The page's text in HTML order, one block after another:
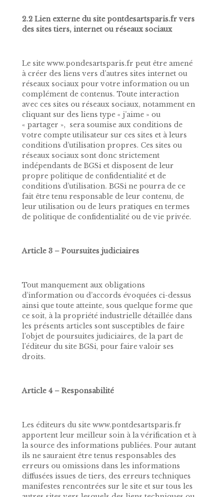
2.2 Lien externe du site pontdesartsparis.fr vers
des sites tiers, internet ou réseaux sociaux
Le site www.pondesartsparis.fr peut être amené
à créer des liens vers d’autres sites internet ou
réseaux sociaux pour votre information ou un
complément de contenus. Toute interaction
avec ces sites ou réseaux sociaux, notamment en
cliquant sur des liens type « j’aime » ou
« partager », sera soumise aux conditions de
votre compte utilisateur sur ces sites et à leurs
conditions d’utilisation propres. Ces sites ou
réseaux sociaux sont donc strictement
indépendants de BGSi et disposent de leur
propre politique de confidentialité et de
conditions d’utilisation. BGSi ne pourra de ce
fait être tenu responsable de leur contenu, de
leur utilisation ou de leurs pratiques en termes
de politique de confidentialité ou de vie privée.
Article 3 – Poursuites judiciaires
Tout manquement aux obligations
d’information ou d’accords évoquées ci-dessus
ainsi que toute atteinte, sous quelque forme que
ce soit, à la propriété industrielle détaillée dans
les présents articles sont susceptibles de faire
l’objet de poursuites judiciaires, de la part de
l’éditeur du site BGSi, pour faire valoir ses
droits.
Article 4 – Responsabilité
Les éditeurs du site www.pontdesartsparis.fr
apportent leur meilleur soin à la vérification et à
la source des informations publiées. Pour autant
ils ne sauraient être tenus responsables des
erreurs ou omissions dans les informations
diffusées issues de tiers, des erreurs techniques
manifestes rencontrées sur le site et sur tous les